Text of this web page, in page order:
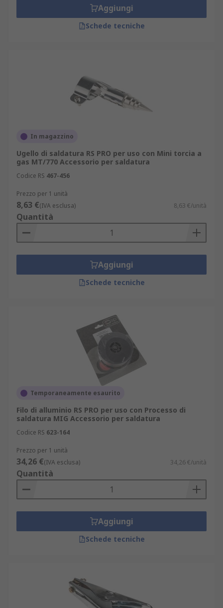
Aggiungi
Schede tecniche
In magazzino
Ugello di saldatura RS PRO per uso con Mini torcia a
gas MT/770 Accessorio per saldatura
Codice RS 467-456
Prezzo per 1 unità
8,63 €(IVA esclusa) 8,63 €/unità
Quantità
Aggiungi
Schede tecniche
Temporaneamente esaurito
Filo di alluminio RS PRO per uso con Processo di
saldatura MIG Accessorio per saldatura
Codice RS 623-164
Prezzo per 1 unità
34,26 €(IVA esclusa) 34,26 €/unità
Quantità
Aggiungi
Schede tecniche